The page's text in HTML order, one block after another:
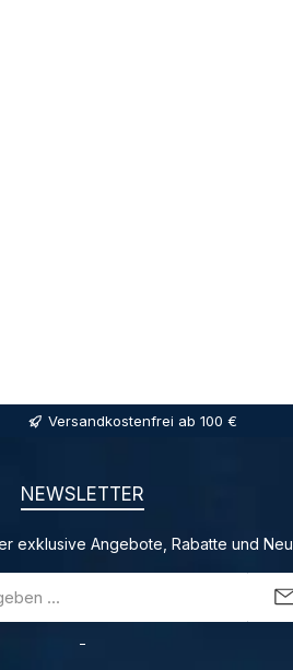
Versandkostenfrei ab 100 €
NEWSLETTER
exklusive Angebote, Rabatte und